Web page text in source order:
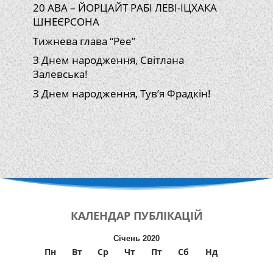
20 АВА – ЙОРЦАЙТ РАБІ ЛЕВІ-ІЦХАКА
ШНЕЄРСОНА
Тижнева глава “Рее”
З Днем народження, Світлана
Залевська!
З Днем народження, Тув’я Фрадкін!
КАЛЕНДАР ПУБЛІКАЦІЙ
Січень 2020
Пн Вт Ср Чт Пт Сб
Нд